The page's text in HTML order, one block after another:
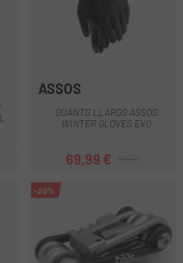
ASSOS
GUANTS LLARGS ASSOS
WINTER GLOVES EVO
Preu
69,99 €Preu regular
-20%